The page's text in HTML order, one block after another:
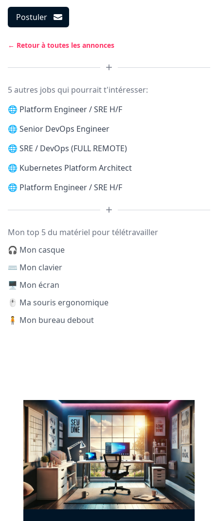
Postuler
← Retour à toutes les annonces
5 autres jobs qui pourrait t'intéresser:
🌐 Platform Engineer / SRE H/F
🌐 Senior DevOps Engineer
🌐 SRE / DevOps (FULL REMOTE)
🌐 Kubernetes Platform Architect
🌐 Platform Engineer / SRE H/F
Mon top 5 du matériel pour télétravailler
🎧 Mon casque
⌨️ Mon clavier
🖥️ Mon écran
🖱️ Ma souris ergonomique
🧍 Mon bureau debout